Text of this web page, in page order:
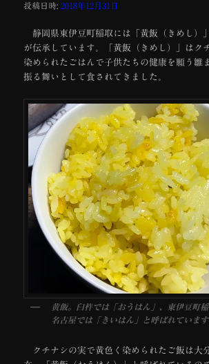
投稿日時:2018年12月31日
静岡県東伊豆町稲取には「黄飯（きめし）
が伝承しています。「黄飯（きめし）」はク
染められたごはんで子供たちの健康を願う雛
振る舞いとして食されてきました。
黄飯。臼杵では「おうはん」、東伊豆町稲
名古屋では「きいはん」と呼ばれています
クチナシの実で黄色く染められたご飯は大